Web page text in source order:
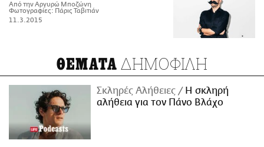
Από την Αργυρώ Μποζώνη
Φωτογραφίες: Πάρις Ταβιτιάν
11.3.2015
ΘΕΜΑΤΑ ΔΗΜΟΦΙΛΗ
Σκληρές Αλήθειες
H σκληρή
αλήθεια για τον Πάνο Βλάχο